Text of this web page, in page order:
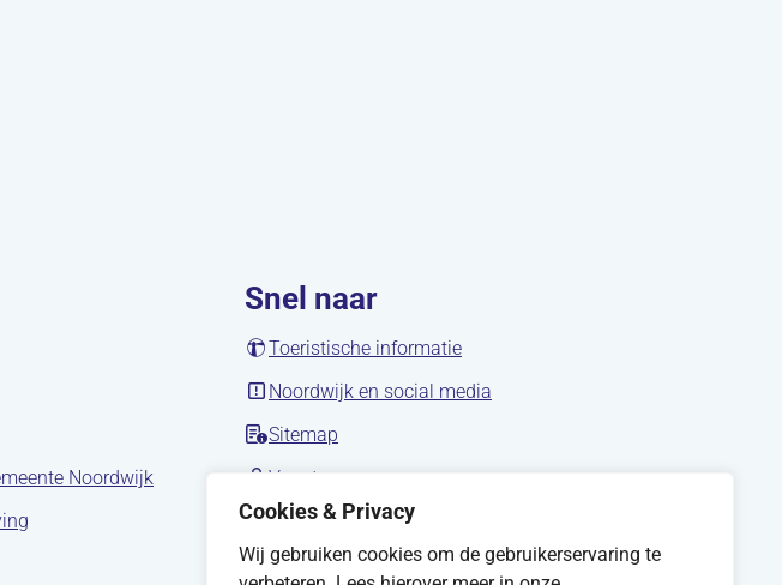
Cookies & Privacy
Wij gebruiken cookies om de gebruikerservaring te
tabblad)
Noordwijk(opent in nieuw tabblad)
Snel naar
Toeristische informatie(opent in nieuw tabblad)
Noordwijk en social media
Sitemap
Vacatures(opent in nieuw tabblad)